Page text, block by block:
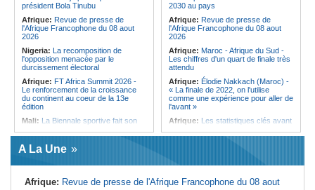
Cameroun:Ngoh Ngoh, l'homme
qui signe à la place de Biya
président Bola Tinubu
Afrique: Revue de presse de
l'Afrique Francophone du 08 aout
2026
Nigeria: La recomposition de
l'opposition menacée par le
durcissement électoral
Afrique: FT Africa Summit 2026 -
Le renforcement de la croissance
du continent au coeur de la 13e
édition
Mali: La Biennale sportive fait son
Afrique de l'Ouest:
financier régional - Un bon plant
revendique un redressement
2030 au pays
Afrique: Revue de presse de
l'Afrique Francophone du 08 aout
2026
Afrique: Maroc - Afrique du Sud -
Les chiffres d'un quart de finale très
attendu
Afrique: Élodie Nakkach (Maroc) -
« La finale de 2022, on l'utilise
comme une expérience pour aller de
l'avant »
Afrique: Les statistiques clés avant
d'Ivoire et l'Algérie
la finale
Afrique:Côte d'Ivoire - Algérie, un
A La Une
Afrique: Revue de presse de l'Afrique Francophone du 08 aout